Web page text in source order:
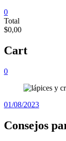
0
Total
$0,00
Cart
0
01/08/2023
Consejos